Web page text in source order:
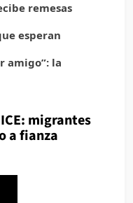
remesas
esperan
amigo”: la
migrantes
a fianza